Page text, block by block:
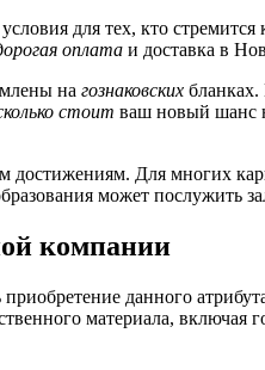
для тех, кто
оплата и доставка в
на гознаковских
стоит ваш новый шанс
Для многих
может послужить
компании
данного
материала,